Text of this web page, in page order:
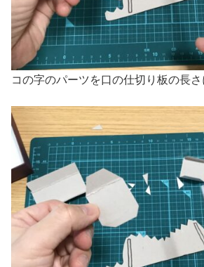
コの字のパーツを口の仕切り板の長さ